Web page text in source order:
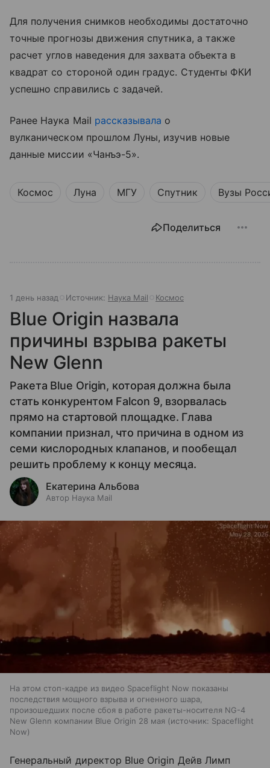
Для получения снимков необходимы достаточно
точные прогнозы движения спутника, а также
расчет углов наведения для захвата объекта в
квадрат со стороной один градус. Студенты ФКИ
успешно справились с задачей.
Ранее Наука Mail рассказывала о
вулканическом прошлом Луны, изучив новые
данные миссии «Чанъэ-5».
Космос Луна МГУ Спутник Вузы
Поделиться
1 день назад Источник: Наука Mail Космос
Blue Origin назвала
причины взрыва ракеты
New Glenn
Ракета Blue Origin, которая должна была
стать конкурентом Falcon 9, взорвалась
прямо на стартовой площадке. Глава
компании признал, что причина в одном из
семи кислородных клапанов, и пообещал
решить проблему к концу месяца.
Екатерина Альбова
Автор Наука Mail
На этом стоп-кадре из видео Spaceflight Now показаны
последствия мощного взрыва и огненного шара,
произошедших после сбоя в работе ракеты-носителя NG-4
New Glenn компании Blue Origin 28 мая
источник: Spaceflight
Now
Генеральный директор Blue Origin Дейв Лимп